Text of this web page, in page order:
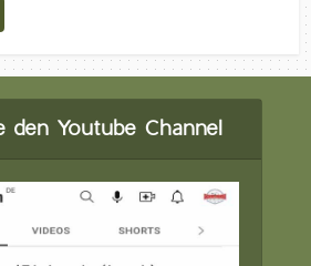
den Youtube Channel